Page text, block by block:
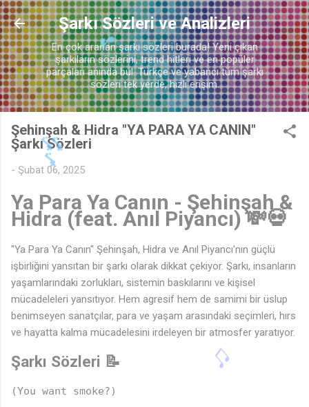
Ana içeriğe atla
Şarkı Sözleri ve Analizleri
En çok aranan şarkı sözleri burada! Yeni çıkan
şarkıların sözlerini, trend hitleri ve en popüler
parçaları anında bul. Türkçe ve yabancı tüm şarkı
sözleri tek yerde, hızlı erişim.
Şehinşah & Hidra "YA PARA YA CANIN"
Şarkı Sözleri
- Şubat 06, 2025
Ya Para Ya Canın - Şehinşah &
Hidra (feat. Anıl Piyancı) 💸💀
"Ya Para Ya Canın" Şehinşah, Hidra ve Anıl Piyancı'nın güçlü
işbirliğini yansıtan bir şarkı olarak dikkat çekiyor. Şarkı, insanların
yaşamlarındaki zorlukları, sistemin baskılarını ve kişisel
mücadeleleri yansıtıyor. Hem agresif hem de samimi bir üslup
benimseyen sanatçılar, para ve yaşam arasındaki seçimleri, hırs
ve hayatta kalma mücadelesini irdeleyen bir atmosfer yaratıyor.
Şarkı Sözleri 📝
(You want smoke?)
🎵
🎵